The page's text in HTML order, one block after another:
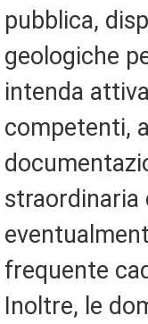
pubblica,
geologiche
intenda
competenti,
straordinaria
frequente
Inoltre, le